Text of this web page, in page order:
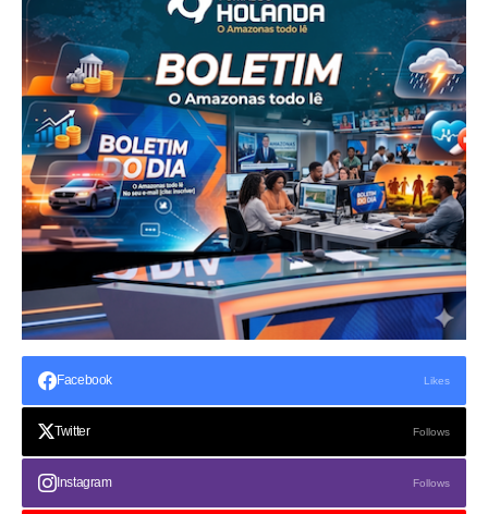
Facebook Likes
Twitter Follows
Instagram Follows